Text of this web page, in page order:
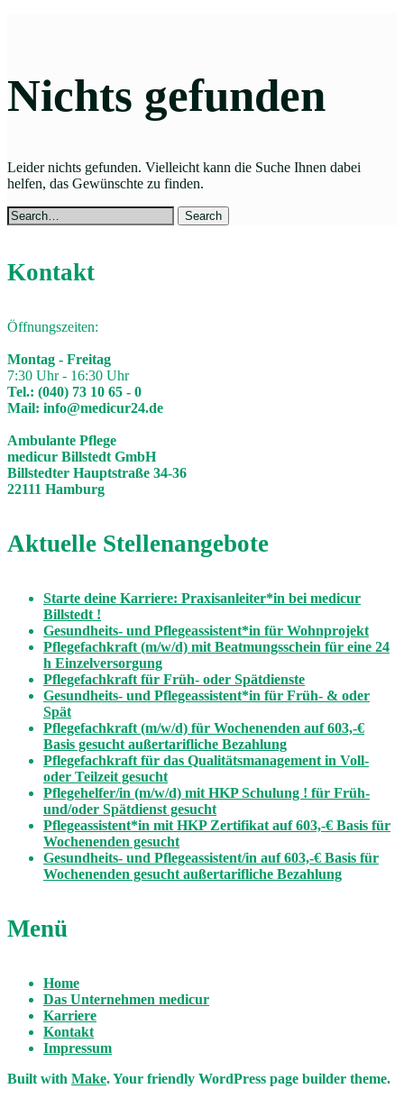
Nichts gefunden
Leider nichts gefunden. Vielleicht kann die Suche Ihnen dabei
helfen, das Gewünschte zu finden.
Kontakt
Öffnungszeiten:
Montag - Freitag
7:30 Uhr - 16:30 Uhr
Tel.: (040) 73 10 65 - 0
Mail: info@medicur24.de
Ambulante Pflege
medicur Billstedt GmbH
Billstedter Hauptstraße 34-36
22111 Hamburg
Aktuelle Stellenangebote
Starte deine Karriere: Praxisanleiter*in bei medicur
Billstedt !
Gesundheits- und Pflegeassistent*in für Wohnprojekt
Pflegefachkraft (m/w/d) mit Beatmungsschein für eine 24
h Einzelversorgung
Pflegefachkraft für Früh- oder Spätdienste
Gesundheits- und Pflegeassistent*in für Früh- & oder
Spät
Pflegefachkraft (m/w/d) für Wochenenden auf 603,-€
Basis gesucht außertarifliche Bezahlung
Pflegefachkraft für das Qualitätsmanagement in Voll-
oder Teilzeit gesucht
Pflegehelfer/in (m/w/d) mit HKP Schulung ! für Früh-
und/oder Spätdienst gesucht
Pflegeassistent*in mit HKP Zertifikat auf 603,-€ Basis für
Wochenenden gesucht
Gesundheits- und Pflegeassistent/in auf 603,-€ Basis für
Wochenenden gesucht außertarifliche Bezahlung
Menü
Home
Das Unternehmen medicur
Karriere
Kontakt
Impressum
Built with Make. Your friendly WordPress page builder theme.